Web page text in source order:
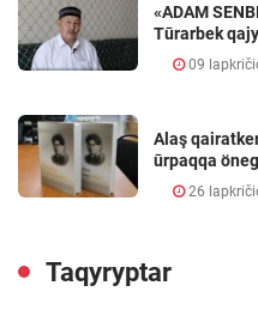
«ADAM
Tūrarbek
09
Alaş
ūrpaqqa
26
Taqyryptar